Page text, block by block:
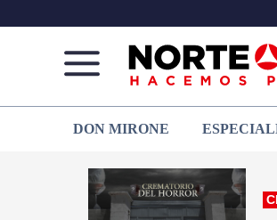
de
Juárez
que
hacemos periodismo
DON MIRONE